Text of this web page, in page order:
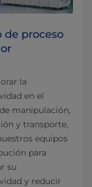
de proceso
la
en el
manipulación,
y transporte,
equipos
para
su
y reducir